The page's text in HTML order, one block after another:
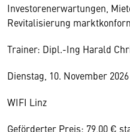
Investorenerwartungen,
Revitalisierung
Trainer: Dipl.-Ing Harald
Dienstag, 10. November
WIFI Linz
Geförderter Preis: 79,00 €